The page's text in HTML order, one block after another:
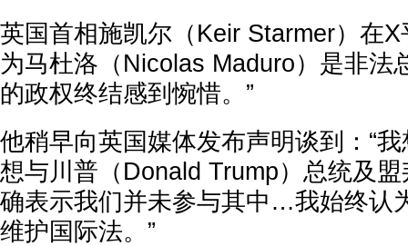
英国首相施凯尔（Keir Starmer）在X
为马杜洛（Nicolas Maduro）是非法
的政权终结感到惋惜。”
他稍早向英国媒体发布声明谈到：“
想与川普（Donald Trump）总统及
确表示我们并未参与其中…我始终认
维护国际法。”